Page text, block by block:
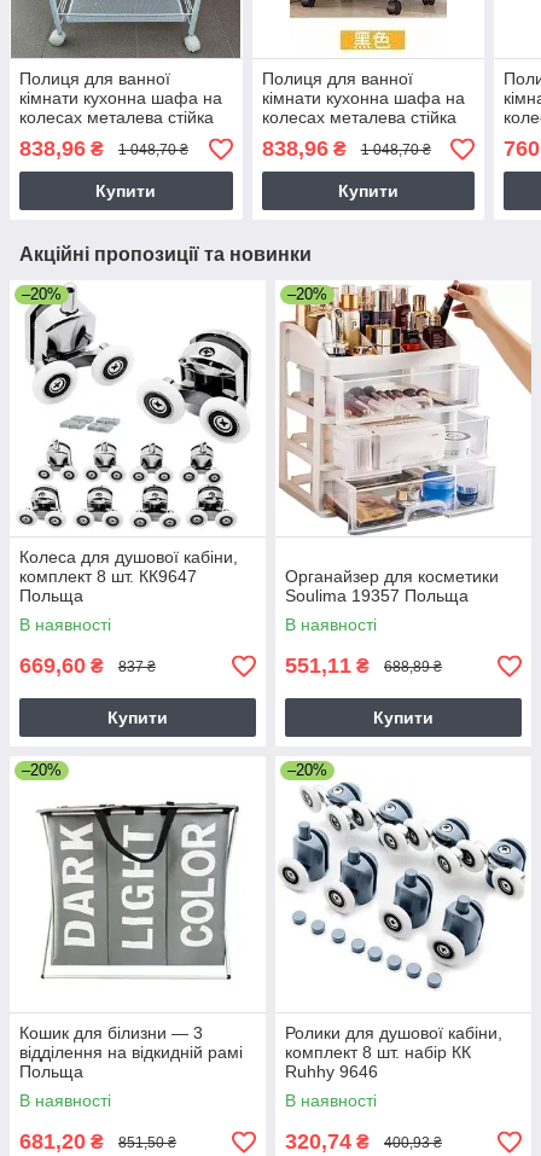
Полиця для ванної
кімнати кухонна шафа на
колесах металева стійка
три рівні 3
838,96 ₴ 1 048,70 ₴
Купити
Полиця для ванної
кімнати кухонна шафа на
колесах металева стійка
три рівні 3
838,96₴ 1 048,70 ₴
Купити
Акційні пропозиції та новинки
–20%
Колеса для душової кабіни,
комплект 8 шт. КК9647
Польща
В наявності
669,60 ₴ 837 ₴
Купити
–20%
Органайзер для косметики
Soulima 19357 Польща
В наявності
551,11 ₴ 688,89 ₴
Купити
–20%
Кошик для білизни — 3
відділення на відкидній рамі
Польща
В наявності
681,20 ₴ 851,50 ₴
–20%
Ролики для душової кабіни,
комплект 8 шт. набір КК
Ruhhy 9646
В наявності
320,74 ₴ 400,93 ₴